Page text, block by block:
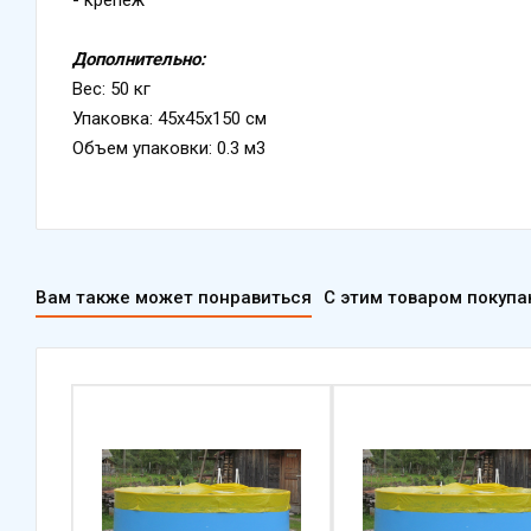
Дополнительно:
Вес: 50 кг
Упаковка: 45x45x150 см
Объем упаковки: 0.3 м3
Вам также может понравиться С этим товаром